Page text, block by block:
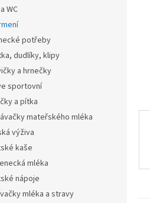
WC
potřeby
dudlíky, klipy
a hrnečky
sportovní
a pítka
mateřského mléka
výživa
kaše
mléka
nápoje
mléka a stravy